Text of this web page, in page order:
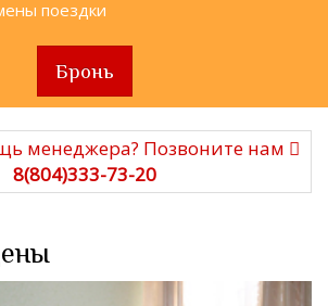
поездки
Бронь
менеджера? Позвоните нам
8(804)333-73-20